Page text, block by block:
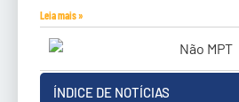
Leia mais »
ÍNDICE DE NOTÍCIAS